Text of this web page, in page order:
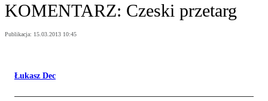
KOMENTARZ: Czeski przetarg
Publikacja: 15.03.2013 10:45
Łukasz Dec